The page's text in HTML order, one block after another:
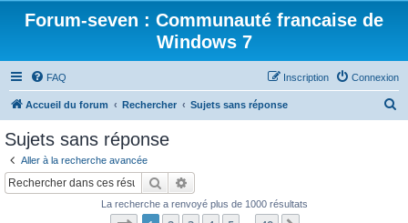
Forum-seven : Communauté francaise de
Windows 7
FAQ Connexion
Inscription
Accueil du forum Rechercher Sujets sans réponse
Sujets sans réponse
Aller à la recherche avancée
Rechercher
La recherche a renvoyé plus de 1000 résultats